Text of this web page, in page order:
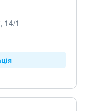
14/1